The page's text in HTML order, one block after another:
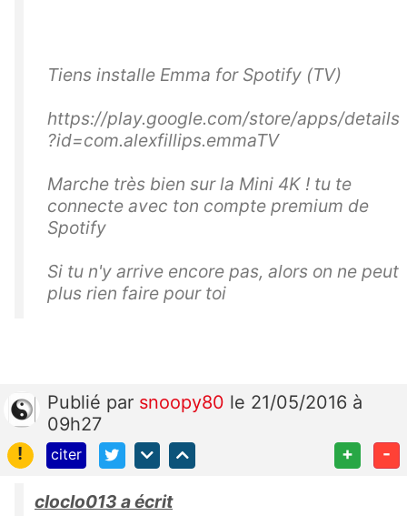
Tiens installe Emma for Spotify (TV)
https://play.google.com/store/apps/details
?id=com.alexfillips.emmaTV
Marche très bien sur la Mini 4K ! tu te
connecte avec ton compte premium de
Spotify
Si tu n'y arrive encore pas, alors on ne peut
plus rien faire pour toi
Publié par snoopy80 le 21/05/2016 à
09h27
!
citer + -
cloclo013 a écrit